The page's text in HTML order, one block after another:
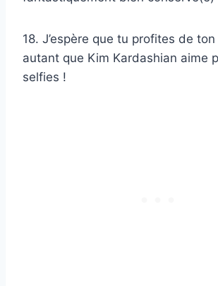
18. J’espère que tu profites de
autant que Kim Kardashian aime
selfies !